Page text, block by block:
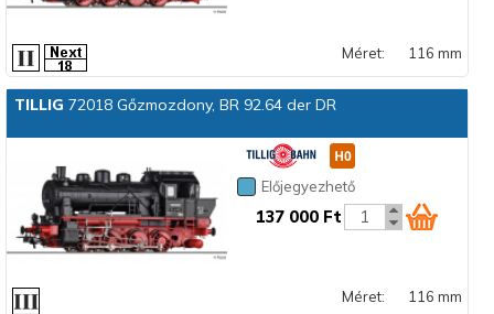
Méret: 116 mm
TILLIG 72018 Gőzmozdony, BR 92.64 der DR
Előjegyezhető
137 000 Ft
Méret: 116 mm